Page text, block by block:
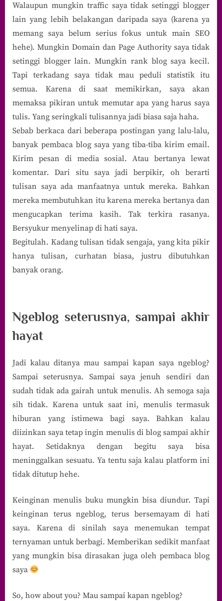
Walaupun mungkin traffic saya tidak setinggi blogger
lain yang lebih belakangan daripada saya (karena ya
memang saya belum serius fokus untuk main SEO
hehe). Mungkin Domain dan Page Authority saya tidak
setinggi blogger lain. Mungkin rank blog saya kecil.
Tapi terkadang saya tidak mau peduli statistik itu
semua. Karena di saat memikirkan, saya akan
memaksa pikiran untuk memutar apa yang harus saya
tulis. Yang seringkali tulisannya jadi biasa saja haha.
Sebab berkaca dari beberapa postingan yang lalu-lalu,
banyak pembaca blog saya yang tiba-tiba kirim email.
Kirim pesan di media sosial. Atau bertanya lewat
komentar. Dari situ saya jadi berpikir, oh berarti
tulisan saya ada manfaatnya untuk mereka. Bahkan
mereka membutuhkan itu karena mereka bertanya dan
mengucapkan terima kasih. Tak terkira rasanya.
Bersyukur menyelinap di hati saya.
Begitulah. Kadang tulisan tidak sengaja, yang kita pikir
hanya tulisan, curhatan biasa, justru dibutuhkan
banyak orang.
Ngeblog seterusnya, sampai akhir
hayat
Jadi kalau ditanya mau sampai kapan saya ngeblog?
Sampai seterusnya. Sampai saya jenuh sendiri dan
sudah tidak ada gairah untuk menulis. Ah semoga saja
sih tidak. Karena untuk saat ini, menulis termasuk
hiburan yang istimewa bagi saya. Bahkan kalau
diizinkan saya tetap ingin menulis di blog sampai akhir
hayat. Setidaknya dengan begitu saya bisa
meninggalkan sesuatu. Ya tentu saja kalau platform ini
tidak ditutup hehe.
Keinginan menulis buku mungkin bisa diundur. Tapi
keinginan terus ngeblog, terus bersemayam di hati
saya. Karena di sinilah saya menemukan tempat
ternyaman untuk berbagi. Memberikan sedikit manfaat
yang mungkin bisa dirasakan juga oleh pembaca blog
saya
So, how about you? Mau sampai kapan ngeblog?